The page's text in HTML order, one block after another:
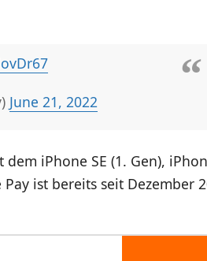
June 21, 2022
iPhone SE (1. Gen),
ist bereits seit Dezember